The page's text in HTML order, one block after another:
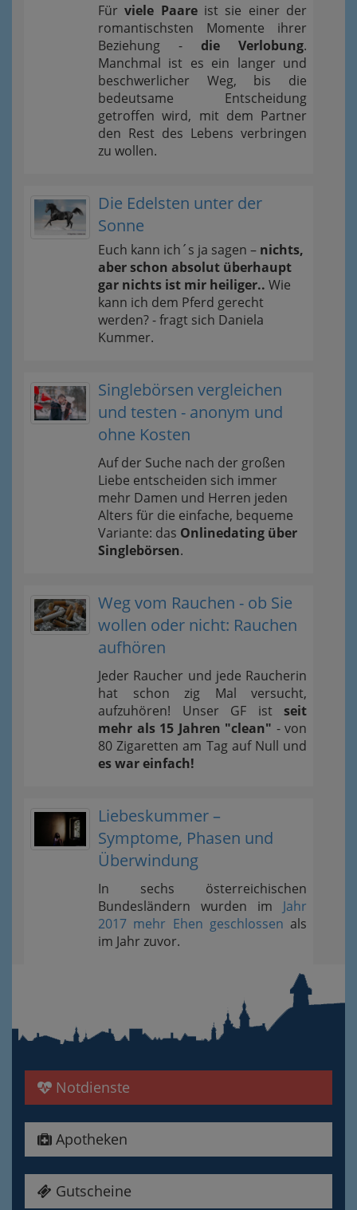
Fürviele Paareist sie einer der
romantischsten Momente ihrer
Beziehung - die Verlobung.
Manchmal ist es ein langer und
beschwerlicher Weg, bis die
bedeutsame Entscheidung
getroffen wird, mit dem Partner
den Rest des Lebens verbringen
zu wollen.
Die Edelsten unter der
Sonne
Euch kann ich´s ja sagen – nichts,
aber schon absolut überhaupt
gar nichts ist mir heiliger.. Wie
kann ich dem Pferd gerecht
werden? - fragt sich Daniela
Kummer.
Singlebörsen vergleichen
und testen - anonym und
ohne Kosten
Auf der Suche nach der großen
Liebe entscheiden sich immer
mehr Damen und Herren jeden
Alters für die einfache, bequeme
Variante: das Onlinedating über
Singlebörsen.
Weg vom Rauchen - ob Sie
wollen oder nicht: Rauchen
aufhören
Jeder Raucher und jede Raucherin
hat schon zig Mal versucht,
aufzuhören! Unser GF ist seit
mehr als 15 Jahren "clean" - von
80 Zigaretten am Tag auf Null und
es war einfach!
Liebeskummer –
Symptome, Phasen und
Überwindung
In sechs österreichischen
Bundesländern wurden im Jahr
2017 mehr Ehen geschlossen als
im Jahr zuvor.
Notdienste
Apotheken
Gutscheine